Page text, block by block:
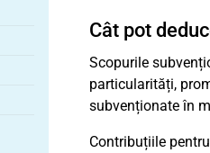
Cât pot
Scopurile
particularități,
subvenționate în
Contribuțiile